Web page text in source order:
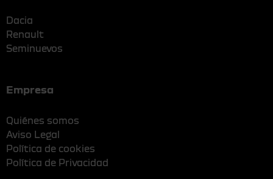
Dacia
Renault
Seminuevos
Empresa
Quiénes somos
Aviso Legal
Política de cookies
Política de Privacidad